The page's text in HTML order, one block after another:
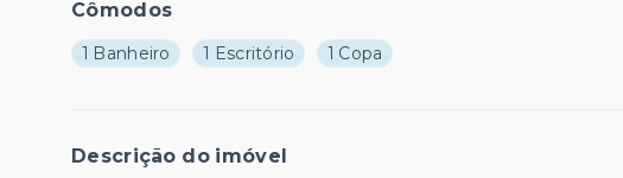
Cômodos
1 Banheiro 1 Escritório 1 Copa
Descrição do imóvel